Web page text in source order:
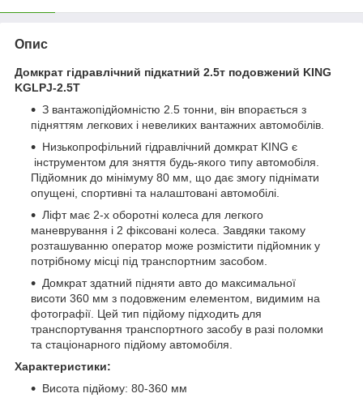
Опис
Домкрат гідравлічний підкатний 2.5т подовжений KING
KGLPJ-2.5T
З вантажопідйомністю 2.5 тонни, він впорається з
підняттям легкових і невеликих вантажних автомобілів.
Низькопрофільний гідравлічний домкрат KING є
інструментом для зняття будь-якого типу автомобіля.
Підйомник до мінімуму 80 мм, що дає змогу піднімати
опущені, спортивні та налаштовані автомобілі.
Ліфт має 2-х оборотні колеса для легкого
маневрування і 2 фіксовані колеса. Завдяки такому
розташуванню оператор може розмістити підйомник у
потрібному місці під транспортним засобом.
Домкрат здатний підняти авто до максимальної
висоти 360 мм з подовженим елементом, видимим на
фотографії. Цей тип підйому підходить для
транспортування транспортного засобу в разі поломки
та стаціонарного підйому автомобіля.
Характеристики:
Висота підйому: 80-360 мм